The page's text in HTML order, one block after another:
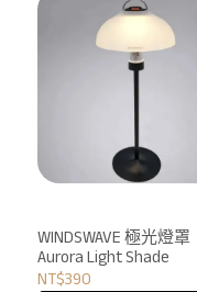
WINDSWAVE 極光燈罩
Aurora Light Shade
NT$390